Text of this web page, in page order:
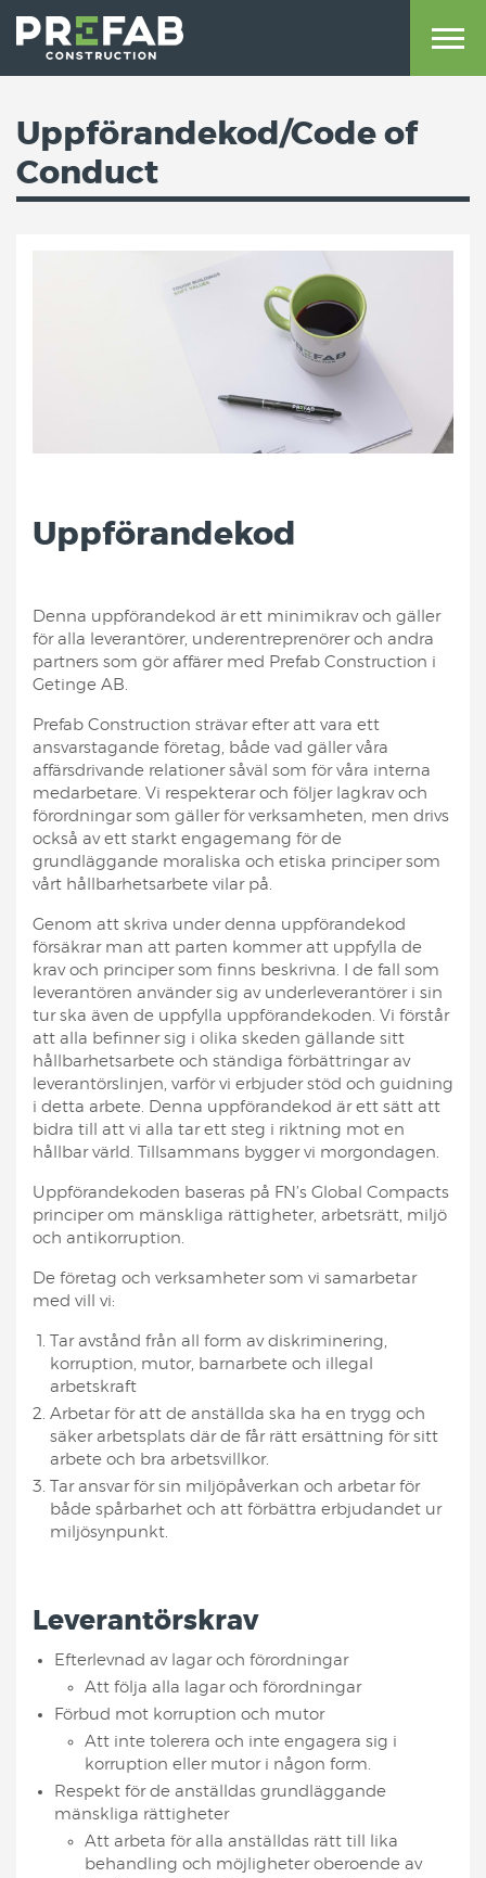
Uppförandekod/Code of
Conduct
Uppförandekod
Denna uppförandekod är ett minimikrav och gäller
för alla leverantörer, underentreprenörer och andra
partners som gör affärer med Prefab Construction i
Getinge AB.
Prefab Construction strävar efter att vara ett
ansvarstagande företag, både vad gäller våra
affärsdrivande relationer såväl som för våra interna
medarbetare. Vi respekterar och följer lagkrav och
förordningar som gäller för verksamheten, men drivs
också av ett starkt engagemang för de
grundläggande moraliska och etiska principer som
vårt hållbarhetsarbete vilar på.
Genom att skriva under denna uppförandekod
försäkrar man att parten kommer att uppfylla de
krav och principer som finns beskrivna. I de fall som
leverantören använder sig av underleverantörer i sin
tur ska även de uppfylla uppförandekoden. Vi förstår
att alla befinner sig i olika skeden gällande sitt
hållbarhetsarbete och ständiga förbättringar av
leverantörslinjen, varför vi erbjuder stöd och guidning
i detta arbete. Denna uppförandekod är ett sätt att
bidra till att vi alla tar ett steg i riktning mot en
hållbar värld. Tillsammans bygger vi morgondagen.
Uppförandekoden baseras på FN’s Global Compacts
principer om mänskliga rättigheter, arbetsrätt, miljö
och antikorruption.
De företag och verksamheter som vi samarbetar
med vill vi:
Tar avstånd från all form av diskriminering,
korruption, mutor, barnarbete och illegal
arbetskraft
Arbetar för att de anställda ska ha en trygg och
säker arbetsplats där de får rätt ersättning för sitt
arbete och bra arbetsvillkor.
Tar ansvar för sin miljöpåverkan och arbetar för
både spårbarhet och att förbättra erbjudandet ur
miljösynpunkt.
Leverantörskrav
Efterlevnad av lagar och förordningar
Att följa alla lagar och förordningar
Förbud mot korruption och mutor
Att inte tolerera och inte engagera sig i
korruption eller mutor i någon form.
Respekt för de anställdas grundläggande
mänskliga rättigheter
Att arbeta för alla anställdas rätt till lika
behandling och möjligheter oberoende av